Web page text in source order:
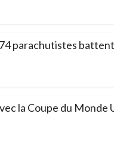
parachutistes
la Coupe du